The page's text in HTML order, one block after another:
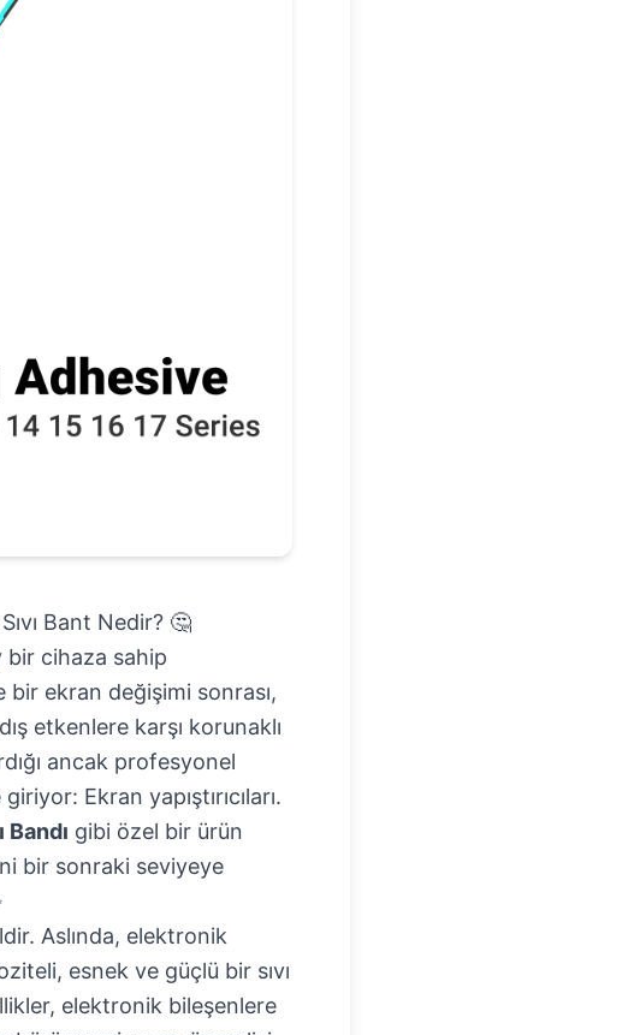
Bant Nedir? 🤔
bir cihaza sahip
bir ekran değişimi sonrası,
etkenlere karşı korunaklı
ancak profesyonel
Ekran yapıştırıcıları.
Bandı gibi özel bir ürün
bir sonraki seviyeye
Aslında, elektronik
esnek ve güçlü bir sıvı
elektronik bileşenlere